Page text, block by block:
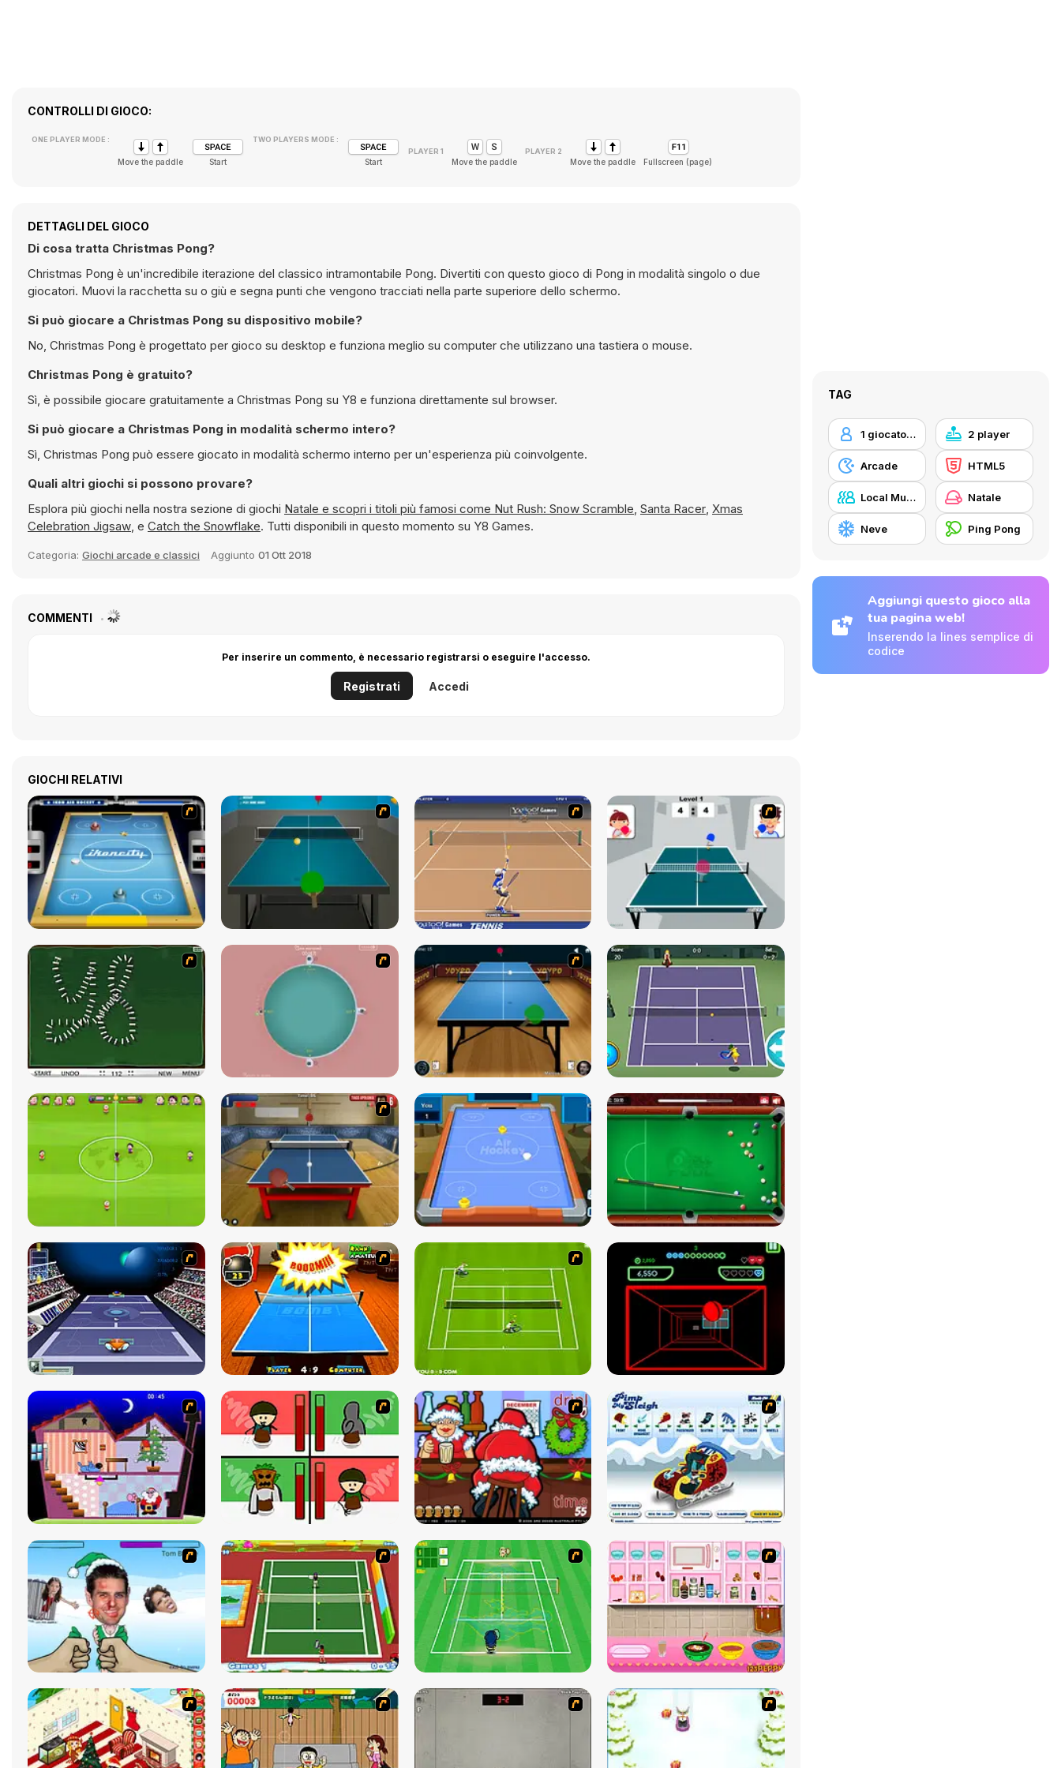
CONTROLLI DI GIOCO:
ONE PLAYER MODE :
Move the paddle Start
TWO PLAYERS MODE :
Start Move the paddle Move the paddle Fullscreen (page)
DETTAGLI DEL GIOCO
Di cosa tratta Christmas Pong?
Christmas Pong è un'incredibile iterazione del classico intramontabile Pong. Divertiti con questo gioco di Pong in modalità singolo o due
giocatori. Muovi la racchetta su o giù e segna punti che vengono tracciati nella parte superiore dello schermo.
Si può giocare a Christmas Pong su dispositivo mobile?
No, Christmas Pong è progettato per gioco su desktop e funziona meglio su computer che utilizzano una tastiera o mouse.
Christmas Pong è gratuito?
Sì, è possibile giocare gratuitamente a Christmas Pong su Y8 e funziona direttamente sul browser.
Si può giocare a Christmas Pong in modalità schermo intero?
Sì, Christmas Pong può essere giocato in modalità schermo interno per un'esperienza più coinvolgente.
Quali altri giochi si possono provare?
Esplora più giochi nella nostra sezione di giochi
Natale e scopri i titoli più famosi come Nut Rush: Snow Scramble, Santa Racer, Xmas
Celebration Jigsaw, e Catch the Snowflake. Tutti disponibili in questo momento su Y8 Games.
Categoria: Giochi arcade e classici Aggiunto 01 Ott 2018
COMMENTI
Per inserire un commento, è necessario registrarsi o eseguire l'accesso.
Registrati Accedi
GIOCHI RELATIVI
TAG
1 giocatore 2 player
Arcade HTML5
Local Multiplayer Natale
Neve Ping Pong
Aggiungi questo gioco alla
tua pagina web!
Inserendo la lines semplice di
codice